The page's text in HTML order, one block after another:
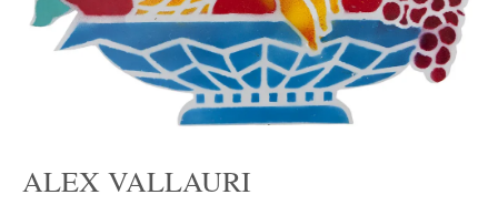
ALEX VALLAURI